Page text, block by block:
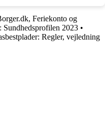
Feriekonto og
2023 •
Regler, vejledning